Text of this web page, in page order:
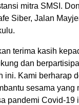
mitra SMSI.
Siber, Jalan
terima kasih
dan
ini. Kami berharap
sesama yang
pandemi Covid-19